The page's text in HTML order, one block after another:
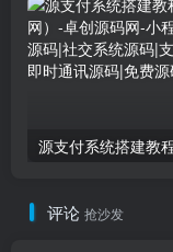
评论 抢沙发